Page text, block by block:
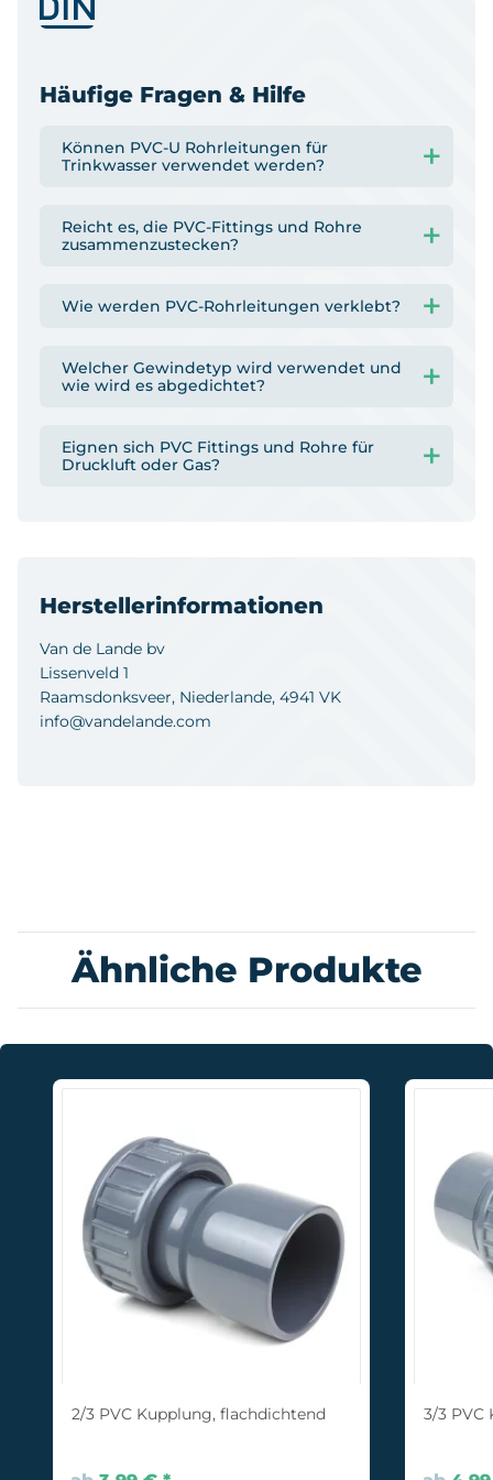
Häufige Fragen & Hilfe
Können PVC-U Rohrleitungen für
Trinkwasser verwendet werden?
Reicht es, die PVC-Fittings und Rohre
zusammenzustecken?
Wie werden PVC-Rohrleitungen verklebt?
Welcher Gewindetyp wird verwendet und
wie wird es abgedichtet?
Eignen sich PVC Fittings und Rohre für
Druckluft oder Gas?
Herstellerinformationen
Van de Lande bv
Lissenveld 1
Raamsdonksveer, Niederlande, 4941 VK
info@vandelande.com
Ähnliche Produkte
2/3 PVC Kupplung, flachdichtend 3/3 PVC